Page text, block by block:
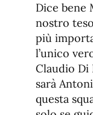
Dice bene
nostro
più
l’unico
Claudio
sarà
questa